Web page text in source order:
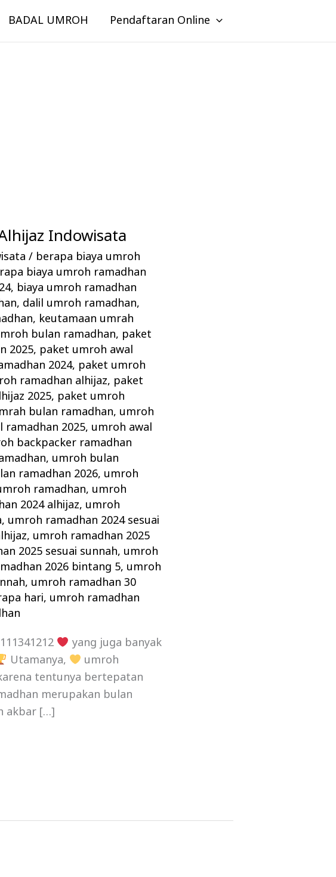
BADAL UMROH Pendaftaran Online
Indowisata
/ berapa biaya umroh
biaya umroh ramadhan
, biaya umroh ramadhan
, dalil umroh ramadhan,
, keutamaan umrah
bulan ramadhan, paket
2025, paket umroh awal
2024, paket umroh
ramadhan alhijaz, paket
2025, paket umroh
bulan ramadhan, umroh
ramadhan 2025, umroh awal
backpacker ramadhan
, umroh bulan
ramadhan 2026, umroh
ramadhan, umroh
2024 alhijaz, umroh
, umroh ramadhan 2024 sesuai
, umroh ramadhan 2025
2025 sesuai sunnah, umroh
2026 bintang 5, umroh
, umroh ramadhan 30
hari, umroh ramadhan
yang juga banyak
Utamanya,
umroh
tentunya bertepatan
merupakan bulan
akbar […]